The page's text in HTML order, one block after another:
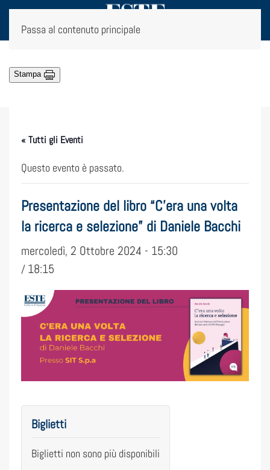
Passa al contenuto principale
Stampa
« Tutti gli Eventi
Questo evento è passato.
Presentazione del libro “C’era una volta
la ricerca e selezione” di Daniele Bacchi
mercoledì, 2 Ottobre 2024 - 15:30
/ 18:15
Biglietti
Biglietti non sono più disponibili